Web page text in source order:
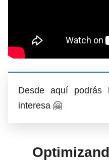
Desde aquí
interesa 🤗